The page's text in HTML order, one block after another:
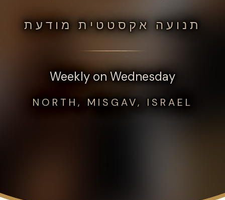
תנועה אקסטטית מודעת
Weekly on Wednesday
NORTH, MISGAV, ISRAEL